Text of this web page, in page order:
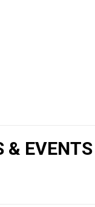
& EVENTS